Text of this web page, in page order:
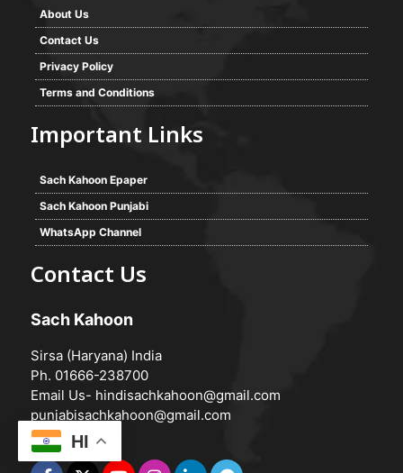
About Us
Contact Us
Privacy Policy
Terms and Conditions
Important Links
Sach Kahoon Epaper
Sach Kahoon Punjabi
WhatsApp Channel
Contact Us
Sach Kahoon
Sirsa (Haryana) India
Ph. 01666-238700
Email Us- hindisachkahoon@gmail.com
punjabisachkahoon@gmail.com
HI